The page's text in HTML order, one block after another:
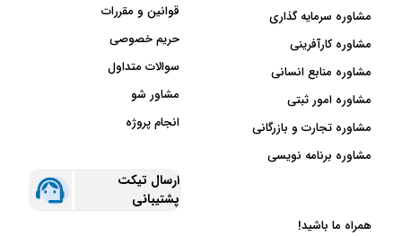
مشاوره سرمایه گذاری
مشاوره کارآفرینی
مشاوره منابع انسانی
مشاوره امور ثبتی
مشاوره تجارت و بازرگانی
مشاوره برنامه نویسی
قوانین و مقررات
حریم خصوصی
سوالات متداول
مشاور شو
انجام پروژه
ارسال تیکت
پشتیبانی
همراه ما باشید!